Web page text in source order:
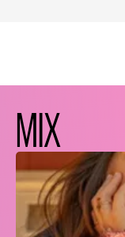
MIX